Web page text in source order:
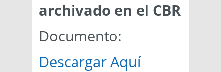
archivado en el CBR
Documento:
Descargar Aquí